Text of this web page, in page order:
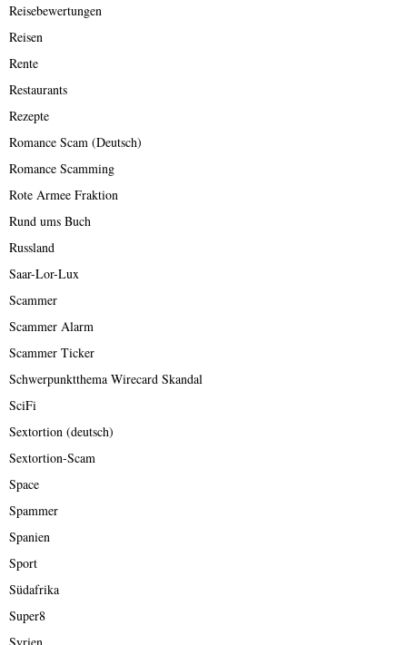
Reisebewertungen
Reisen
Rente
Restaurants
Rezepte
Romance Scam (Deutsch)
Romance Scamming
Rote Armee Fraktion
Rund ums Buch
Russland
Saar-Lor-Lux
Scammer
Scammer Alarm
Scammer Ticker
Schwerpunktthema Wirecard Skandal
SciFi
Sextortion (deutsch)
Sextortion-Scam
Space
Spammer
Spanien
Sport
Südafrika
Super8
Syrien